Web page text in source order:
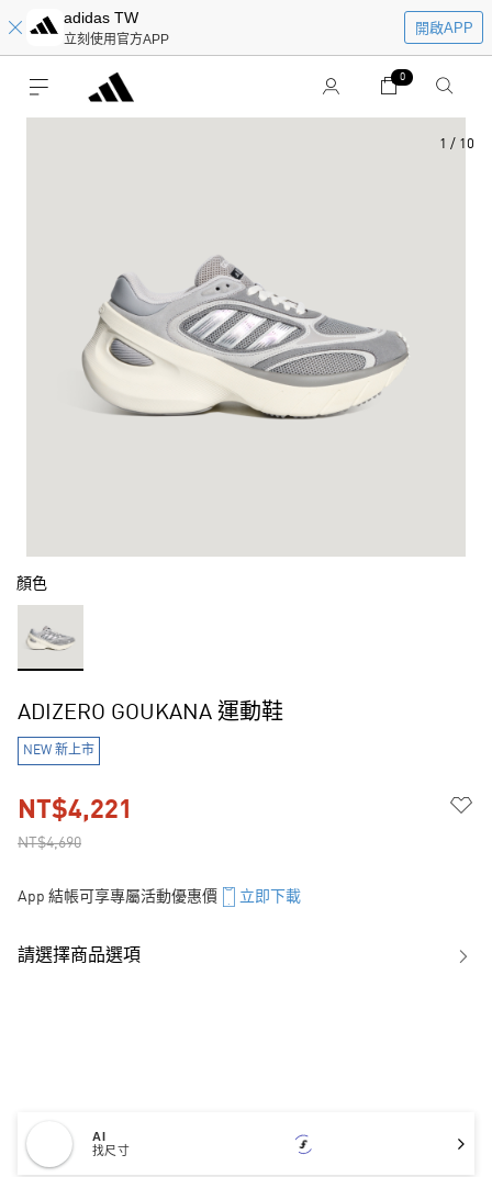
adidas TW
立刻使用官方APP
開啟APP
0
1 / 10
顏色
ADIZERO GOUKANA 運動鞋
NEW 新上市
NT$4,690
NT$4,221
App 結帳可享專屬活動優惠價 立即下載
請選擇商品選項
AI
找尺寸